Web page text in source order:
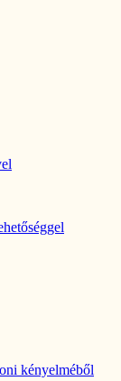
kényelméből